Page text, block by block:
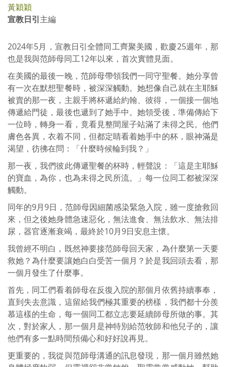
黃穎穎
宣教日引主編
2024年5月，宣教日引全體同工齊聚美國，歡慶25週年，那
也是我與范師母同工12年以來，首次實體見面。
在美國的最後一晚，范師母帶領我們一同守聖餐。她分享曾
有一次在默想聖餐時，被深深觸動。她想像自己就在主耶穌
被賣的那一夜，主親手將杯遞給約翰、彼得，一個接一個地
傳遞給門徒，最後也遞到了她手中。她領受後，準備傳給下
一位時，轉身一看，竟看見整間屋子站滿了未得之民。他們
膚色各異，衣着不同，但都定睛看着她手中的杯，眼神滿是
渴望，彷彿在問：「什麼時候輪到我？」
那一夜，我們彼此傳遞聖餐的杯時，輕聲說：「這是主耶穌
的寶血，為你，也為未得之民所流。」每一位同工都被深深
觸動。
同年的9月9日，范師母因細菌感染緊急入院，雖一度搶救回
來，但之後她身體急速惡化，無法進食、無法飲水、無法排
尿，器官逐漸衰竭，最終於10月9日安息主懷。
我曾經不明白，既然神要接范師母回天家，為什麼第一天要
救她？為什麼要讓她白白受苦一個月？於是我回頭去看，那
一個月發生了什麼事。
首先，同工們看着師母在反復入院的那個月依舊持續事奉，
直到失去意識，這留給我們極其重要的榜樣，我們都十分羨
慕這樣的生命，每一個同工都立志要延續師母所做的事。其
次，對於家人，那一個月是神特別給范牧師和他兒子的，讓
他們有多一點時間預備心和好好說再見。
更重要的，我從與范師母溝通的訊息發現，那一個月雖然她